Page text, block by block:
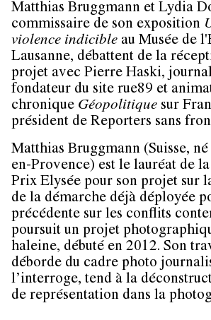
Matthias Bruggmann et Lydia
commissaire de son exposition
violence indicible au Musée de
Lausanne, débattent de la
projet avec Pierre Haski,
fondateur du site rue89 et
chronique Géopolitique sur
président de Reporters sans
Matthias Bruggmann (Suisse,
en-Provence) est le lauréat de
Prix Elysée pour son projet sur
de la démarche déjà déployée
précédente sur les conflits
poursuit un projet
haleine, débuté en 2012. Son
déborde du cadre photo
l’interroge, tend à la
de représentation dans la